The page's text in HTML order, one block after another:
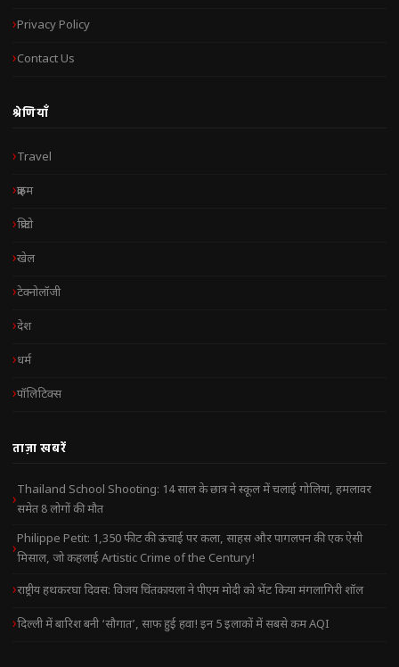
Privacy Policy
Contact Us
श्रेणियाँ
Travel
क्राइम
क्रिप्टो
खेल
टेक्नोलॉजी
देश
धर्म
पॉलिटिक्स
ताज़ा खबरें
Thailand School Shooting: 14 साल के छात्र ने स्कूल में चलाई गोलियां, हमलावर
समेत 8 लोगों की मौत
Philippe Petit: 1,350 फीट की ऊंचाई पर कला, साहस और पागलपन की एक ऐसी
मिसाल, जो कहलाई Artistic Crime of the Century!
राष्ट्रीय हथकरघा दिवस: विजय चिंतकायला ने पीएम मोदी को भेंट किया मंगलागिरी शॉल
दिल्ली में बारिश बनी ‘सौगात’, साफ हुई हवा! इन 5 इलाकों में सबसे कम AQI